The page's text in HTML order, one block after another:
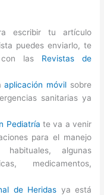
escribir tu artículo
puedes enviarlo, te
con las Revistas de
aplicación móvil sobre
sanitarias ya
Pediatría te va a venir
para el manejo
algunas
medicamentos,
de Heridas ya está